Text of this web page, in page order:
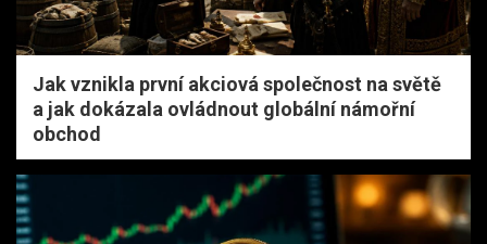
Jak vznikla první akciová společnost na světě
a jak dokázala ovládnout globální námořní
obchod